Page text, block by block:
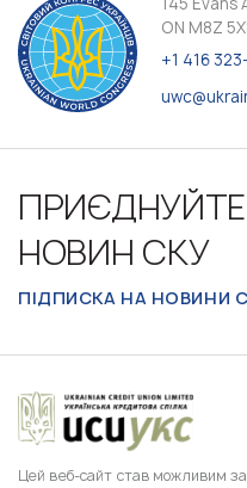
ON M8Z
+1 416
НОВИН СКУ
ПІДПИСКА НА НОВИНИ
Цей веб-сайт став можливим